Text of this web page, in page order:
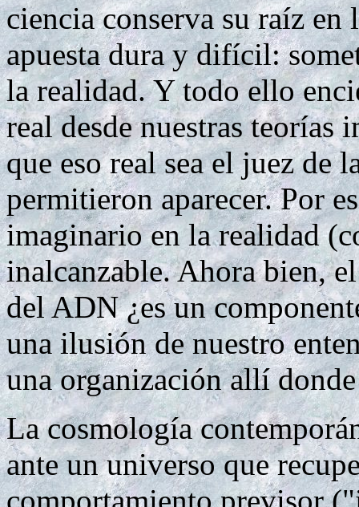
ciencia conserva su raíz
apuesta dura y difícil:
la realidad. Y todo ello
real desde nuestras teorías
que eso real sea el juez de
permitieron aparecer. Por
imaginario en la realidad
inalcanzable. Ahora bien,
del ADN ¿es un
una ilusión de nuestro
una organización allí
La cosmología
ante un universo que